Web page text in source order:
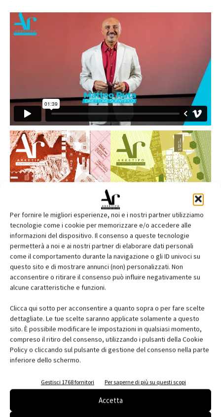
Per fornire le migliori esperienze, noi e i nostri partner utilizziamo
tecnologie come i cookie per memorizzare e/o accedere alle
informazioni del dispositivo. Il consenso a queste tecnologie
permetterà a noi e ai nostri partner di elaborare dati personali
come il comportamento durante la navigazione o gli ID univoci su
questo sito e di mostrare annunci (non) personalizzati. Non
acconsentire o ritirare il consenso può influire negativamente su
alcune caratteristiche e funzioni.
Clicca qui sotto per acconsentire a quanto sopra o per fare scelte
dettagliate. Le tue scelte saranno applicate solamente a questo
sito. È possibile modificare le impostazioni in qualsiasi momento,
compreso il ritiro del consenso, utilizzando i pulsanti della Cookie
Policy o cliccando sul pulsante di gestione del consenso nella parte
inferiore dello schermo.
Gestisci 1768 fornitori Per saperne di più su questi scopi
Accetta
Edicola web
Iscriviti alla newsletter
EVENTI